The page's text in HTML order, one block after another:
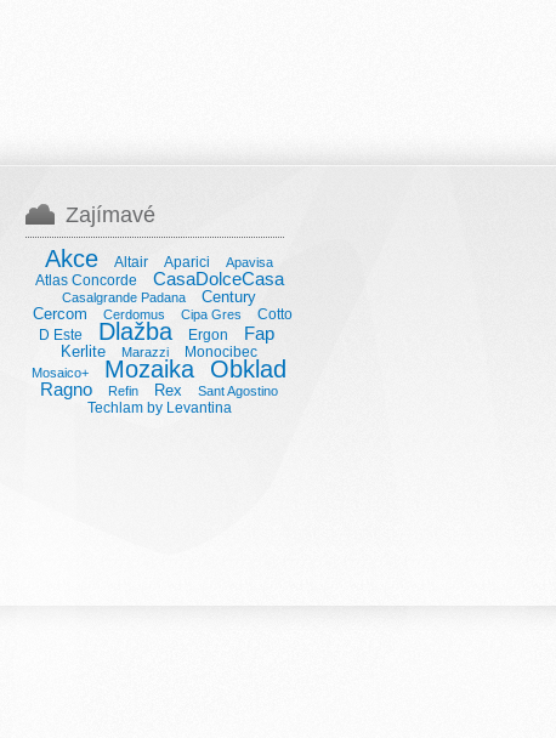
Zajímavé
Akce Altair Aparici Apavisa
Atlas Concorde CasaDolceCasa
Casalgrande Padana
Century
Cercom
Cerdomus Cipa Gres
Cotto
D Este
Dlažba Ergon Fap
Kerlite Marazzi Monocibec
Mosaico+ Mozaika Obklad
Ragno Refin Rex Sant Agostino
Techlam by Levantina